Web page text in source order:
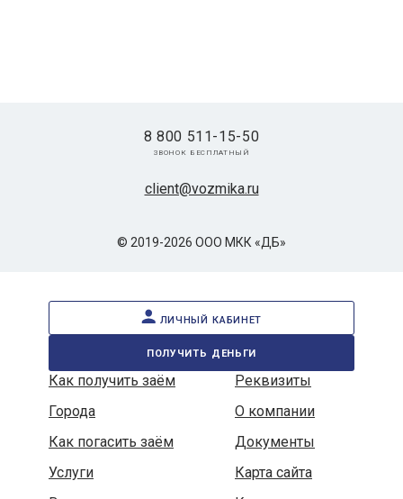
© 2019-2026 ООО МКК «ДБ»
client@vozmika.ru
8 800 511-15-50
звонок бесплатный
личный кабинет
получить деньги
Как получить заём
Реквизиты
Города
О компании
Как погасить заём
Документы
Услуги
Карта сайта